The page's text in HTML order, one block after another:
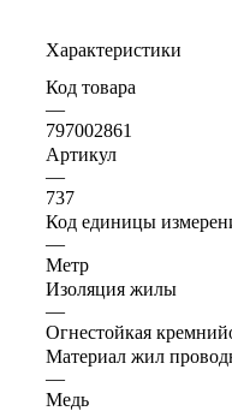
Характеристики
Код товара
—
797002861
Артикул
—
737
Код единицы
—
Метр
Изоляция жилы
—
Огнестойкая
Материал жил
—
Медь